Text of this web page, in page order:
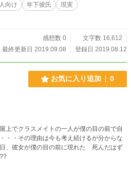
向け 年下彼氏
現実
感想数 0
文字数 16,612
最終更新日 2019.09.08
登録日 2019.08.12
お気に入り追加 0
上でクラスメイトの一人が僕の目の前で自
・・その理由は今も考え続けるが分からな
、彼女が僕の目の前に現れた 死んだはず